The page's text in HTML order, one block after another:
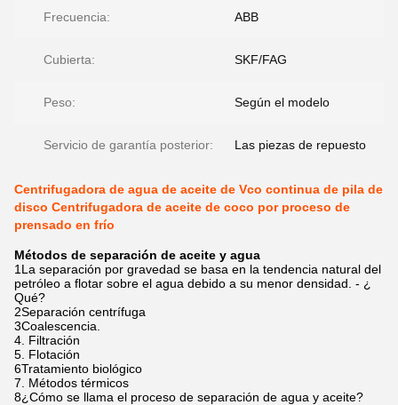
Frecuencia: ABB
Cubierta: SKF/FAG
Peso: Según el modelo
Servicio de garantía posterior: Las piezas de repuesto
Centrifugadora de agua de aceite de Vco continua de pila de
disco Centrifugadora de aceite de coco por proceso de
prensado en frío
Métodos de separación de aceite y agua
1La separación por gravedad se basa en la tendencia natural del
petróleo a flotar sobre el agua debido a su menor densidad. - ¿
Qué?
2Separación centrífuga
3Coalescencia.
4. Filtración
5. Flotación
6Tratamiento biológico
7. Métodos térmicos
8¿Cómo se llama el proceso de separación de agua y aceite?